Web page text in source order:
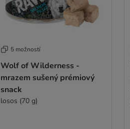
5 možností
Wolf of Wilderness -
mrazem sušený prémiový
snack
losos (70 g)